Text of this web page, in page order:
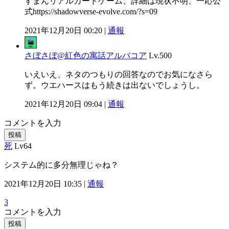
式https://shadowverse-evolve.com/?s=09
2021年12月20日 00:20 | 通報
さぼさぼ@紅色の寓話アルバコア Lv.500
いえいえ、ネタのつもりの回答なのでお気になさら
ず。ウエハースはもう続きは出ないでしょうし。
2021年12月20日 09:04 | 通報
コメントを入力
投稿
死 Lv64
システム的に多分無理じゃね？
2021年12月20日 10:35 | 通報
3
コメントを入力
投稿